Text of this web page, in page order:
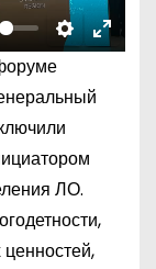
S
t
t
i
n
g
s
E
ЛО.